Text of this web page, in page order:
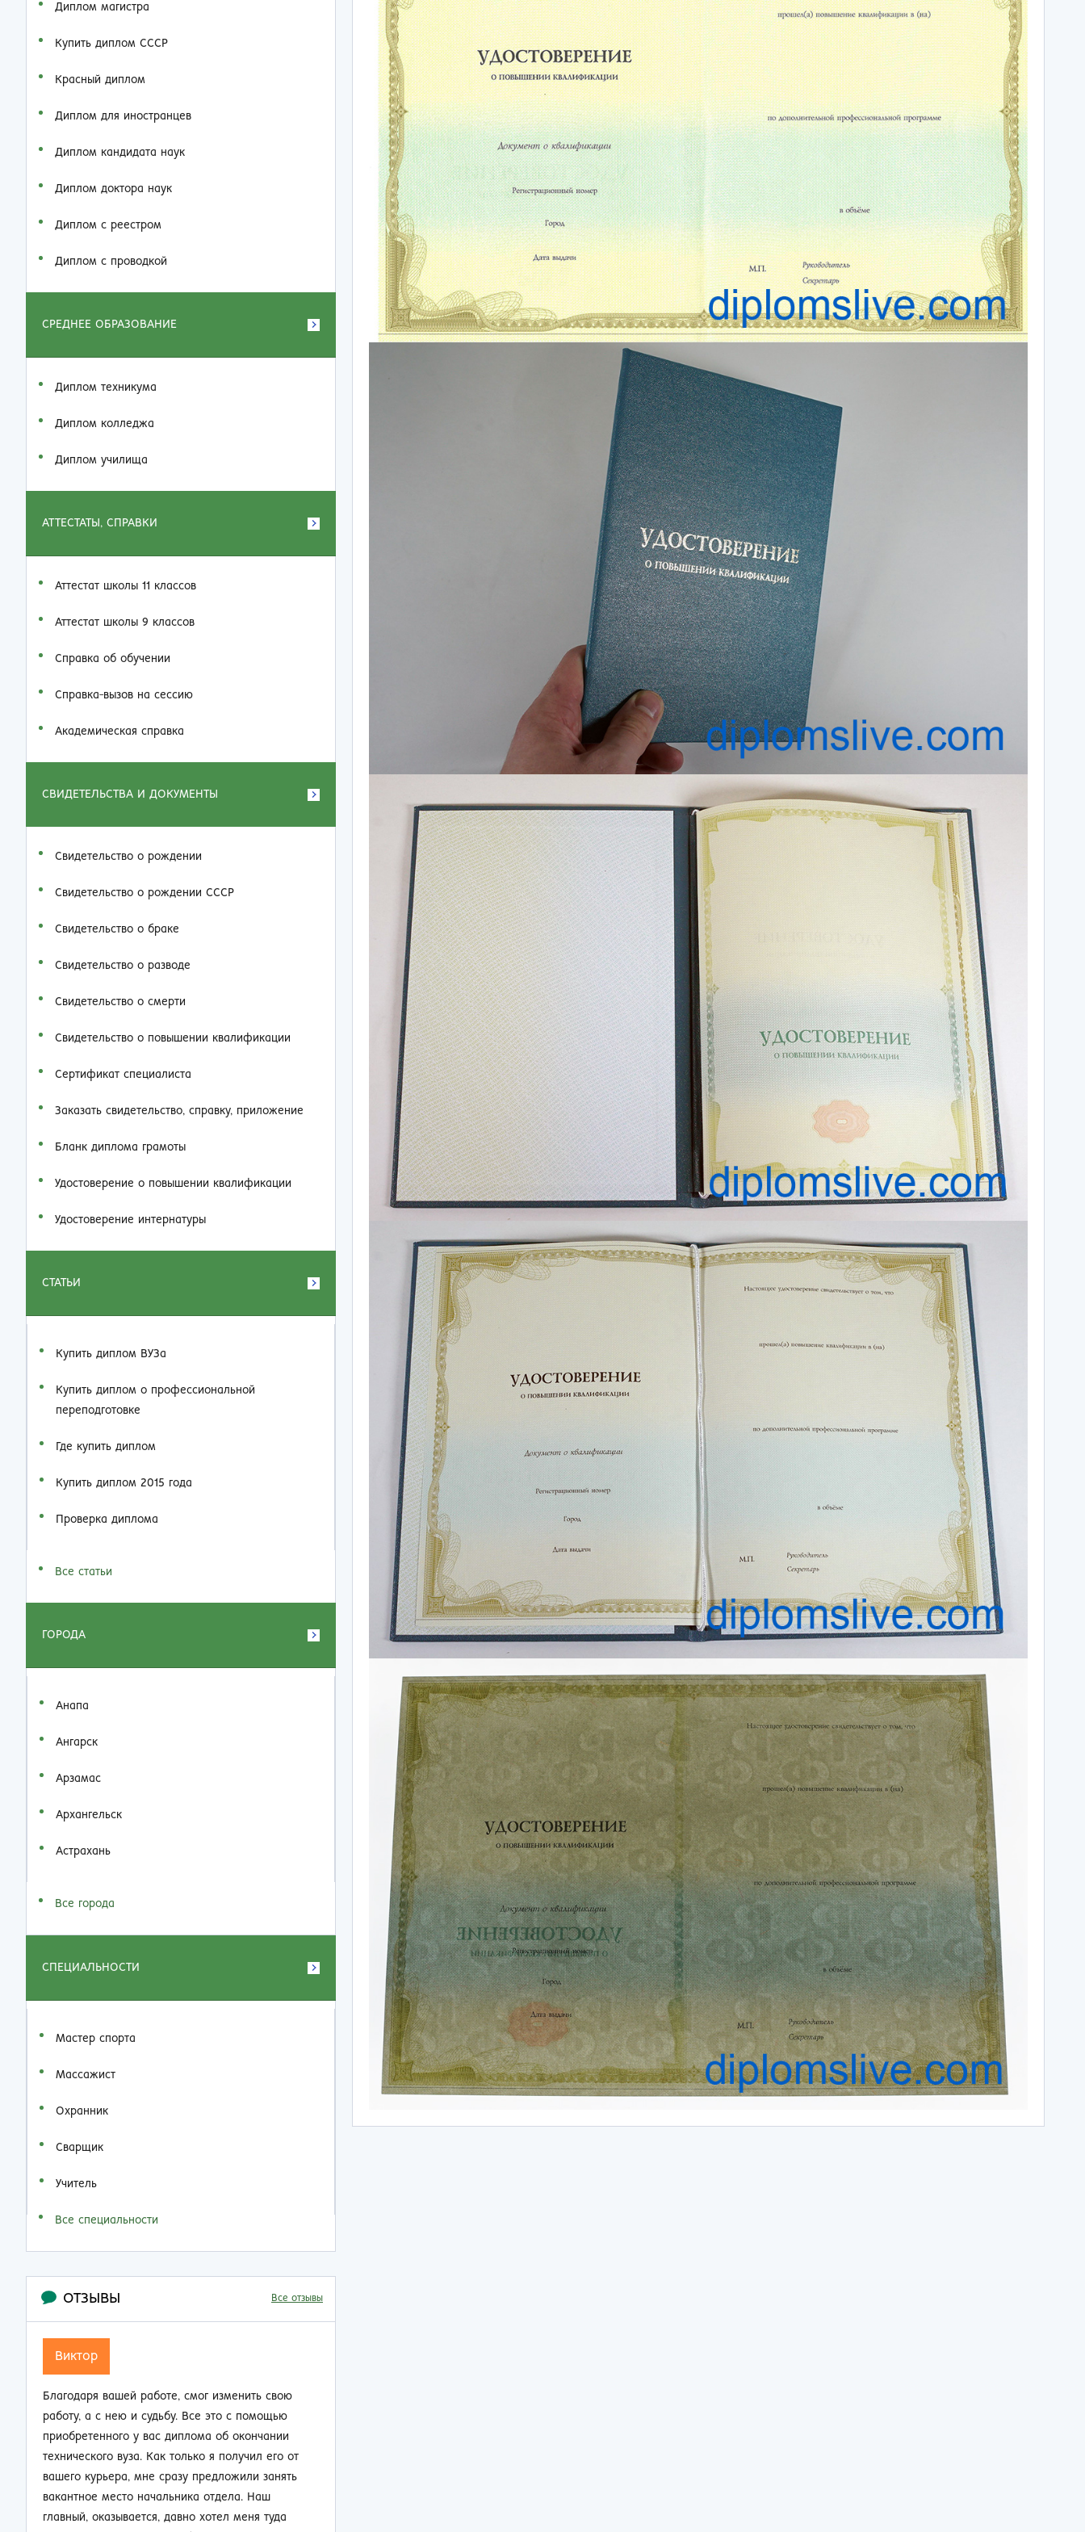
Владивосток
Владикавказ
Владимир
Волгоград
Волжский
Вологда
Воронеж
Грозный
Екатеринбург
Иваново
Ижевск
Иркутск
Йошкар-Ола
Казань
Калининград
Калуга
Кемерово
Нальчик
Находка
Нижневартовск
Нижний Новгород
Нижний Тагил
Новокузнец
Новороссийск
Новосибирск
Омск
Орел
Оренбург
Орск
Пенза
Пермь
Петрозаводск
Петропавловск Камчатский
Пятигорск
Тамбов
Тверь
Тольятти
Томск
Тула
Тюмень
Улан-Удэ
Ульяновск
Уфа
Хабаровск
Химки
Чебоксары
Челябинск
Череповец
Чита
Якутск
Ярославль
Диплом магистра
Купить диплом СССР
Красный диплом
Диплом для иностранцев
Диплом кандидата наук
Диплом доктора наук
Диплом с реестром
Диплом с проводкой
СРЕДНЕЕ ОБРАЗОВАНИЕ
Диплом техникума
Диплом колледжа
Диплом училища
АТТЕСТАТЫ, СПРАВКИ
Аттестат школы 11 классов
Аттестат школы 9 классов
Справка об обучении
Справка-вызов на сессию
Академическая справка
СВИДЕТЕЛЬСТВА И ДОКУМЕНТЫ
Свидетельство о рождении
Свидетельство о рождении СССР
Свидетельство о браке
Свидетельство о разводе
Свидетельство о смерти
Свидетельство о повышении квалификации
Сертификат специалиста
Заказать cвидетельство, справку, приложение
Бланк диплома грамоты
Удостоверение о повышении квалификации
Удостоверение интернатуры
СТАТЬИ
Купить диплом ВУЗа
Купить диплом о профессиональной
переподготовке
Где купить диплом
Купить диплом 2015 года
Проверка диплома
Все статьи
ГОРОДА
Анапа
Ангарск
Арзамас
Архангельск
Астрахань
Все города
СПЕЦИАЛЬНОСТИ
Мастер спорта
Массажист
Охранник
Сварщик
Учитель
Все специальности
ОТЗЫВЫ Все отзывы
Семен Семенович
Не думал, что по прошествии 20 лет работы на
производстве так резко смогу изменить свою
жизнь. Приобрел диплом об окончании заочно
техникума и теперь стал мастером смены.
Зарплата выросла почти в 2 раза, ребята на
работе смотрят на меня другими глазами. Жена
не нарадуется таким приятным переменам.